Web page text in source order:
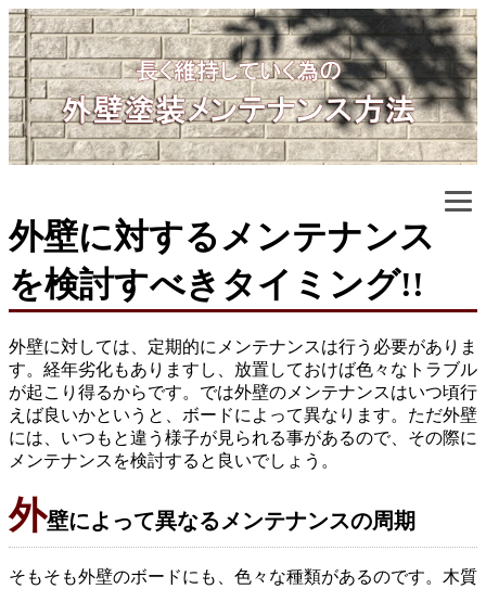
外壁に対するメンテナンス
を検討すべきタイミング!!
外壁に対しては、定期的にメンテナンスは行う必要がありま
す。経年劣化もありますし、放置しておけば色々なトラブル
が起こり得るからです。では外壁のメンテナンスはいつ頃行
えば良いかというと、ボードによって異なります。ただ外壁
には、いつもと違う様子が見られる事があるので、その際に
メンテナンスを検討すると良いでしょう。
外壁によって異なるメンテナンスの周期
そもそも外壁のボードにも、色々な種類があるのです。木質